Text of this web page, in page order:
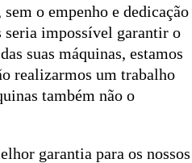
o empenho e dedicação
seria impossível garantir o
suas máquinas, estamos
realizarmos um trabalho
também não o
garantia para os nossos